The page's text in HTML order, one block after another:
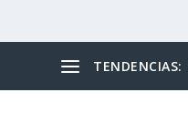
TENDENCIAS: